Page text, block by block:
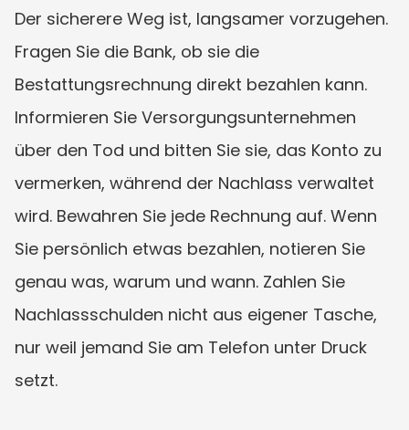
Der sicherere Weg ist, langsamer vorzugehen.
Fragen Sie die Bank, ob sie die
Bestattungsrechnung direkt bezahlen kann.
Informieren Sie Versorgungsunternehmen
über den Tod und bitten Sie sie, das Konto zu
vermerken, während der Nachlass verwaltet
wird. Bewahren Sie jede Rechnung auf. Wenn
Sie persönlich etwas bezahlen, notieren Sie
genau was, warum und wann. Zahlen Sie
Nachlassschulden nicht aus eigener Tasche,
nur weil jemand Sie am Telefon unter Druck
setzt.